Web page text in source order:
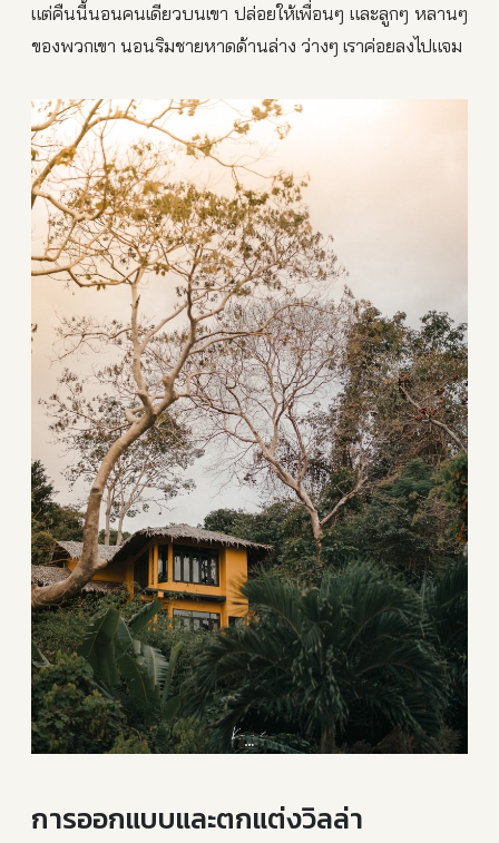
แต่คืนนี้นอนคนเดียวบนเขา ปล่อยให้เพื่อนๆ และลูกๆ หลานๆ
ของพวกเขา นอนริมชายหาดด้านล่าง ว่างๆ เราค่อยลงไปแจม
การออกแบบและตกแต่งวิลล่า